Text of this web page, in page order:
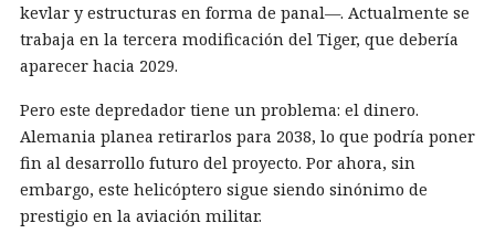
kevlar y estructuras en forma de panal—. Actualmente se
trabaja en la tercera modificación del Tiger, que debería
aparecer hacia 2029.
Pero este depredador tiene un problema: el dinero.
Alemania planea retirarlos para 2038, lo que podría poner
fin al desarrollo futuro del proyecto. Por ahora, sin
embargo, este helicóptero sigue siendo sinónimo de
prestigio en la aviación militar.